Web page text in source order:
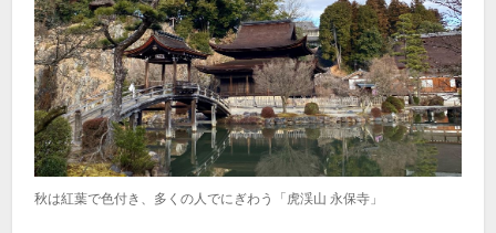
秋は紅葉で色付き、多くの人でにぎわう「虎渓山 永保寺」